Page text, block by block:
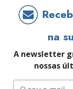
na
A newsletter
nossas